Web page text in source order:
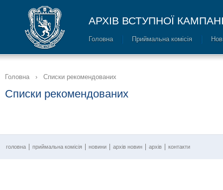
АРХІВ ВСТУПНОЇ
Головна Приймальна комісія
Головна › Списки рекомендованих
Списки рекомендованих
головна приймальна комісія новини архів новин архів контакти